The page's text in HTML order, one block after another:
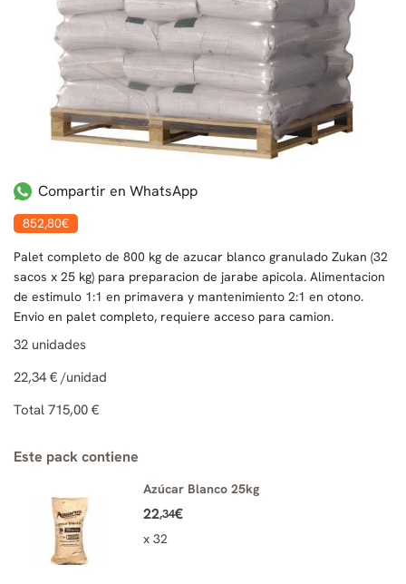
Compartir en WhatsApp
852,80€
Palet completo de 800 kg de azucar blanco granulado Zukan (32
sacos x 25 kg) para preparacion de jarabe apicola. Alimentacion
de estimulo 1:1 en primavera y mantenimiento 2:1 en otono.
Envio en palet completo, requiere acceso para camion.
32 unidades
22,34 € /unidad
Total 715,00 €
Este pack contiene
Azúcar Blanco 25kg
22,34€
x 32